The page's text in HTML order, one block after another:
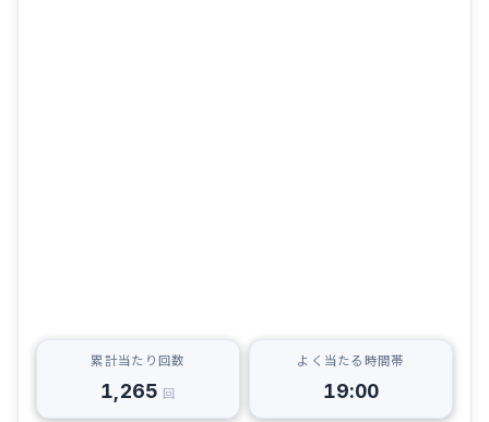
累計当たり回数
1,265 回
よく当たる時間帯
19:00